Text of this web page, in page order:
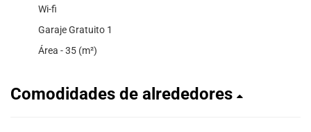
Wi-fi
Garaje Gratuito 1
Área - 35 (m²)
Comodidades de alrededores